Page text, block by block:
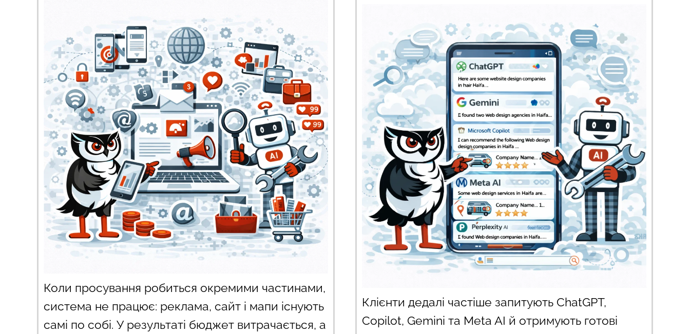
Коли просування робиться окремими частинами,
система не працює: реклама, сайт і мапи існують
самі по собі. У результаті бюджет витрачається, а
Клієнти дедалі частіше запитують ChatGPT,
Copilot, Gemini та Meta AI й отримують готові